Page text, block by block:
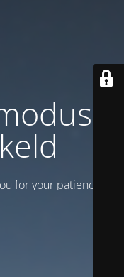
is
for your patience!